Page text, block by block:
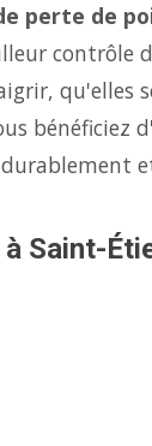
perte de
contrôle
qu'elles
bénéficiez
Saint-